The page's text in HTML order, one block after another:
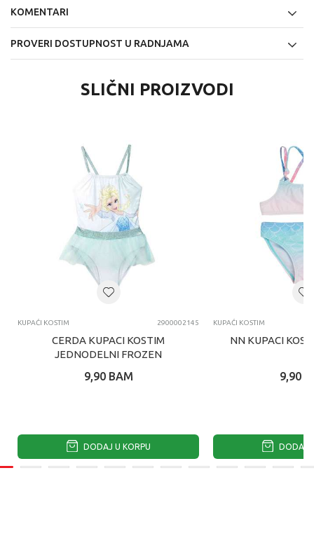
KOMENTARI
PROVERI DOSTUPNOST U RADNJAMA
SLIČNI PROIZVODI
KUPAĆI KOSTIM 2900002145
CERDA KUPACI KOSTIM
JEDNODELNI FROZEN
9,90 BAM
DODAJ U KORPU
KUPAĆI KOSTIM
NN KUPACI
9,90
DODAJ